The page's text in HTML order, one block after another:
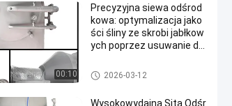
00:10
Precyzyjna siewa odśrod
kowa: optymalizacja jako
ści śliny ze skrobi jabłkow
ych poprzez usuwanie dr
uktów ubocznych
Maszyna do przetwarzania sk
robi z manioku
2026-03-12
Wysokowydajna Sita Odśr